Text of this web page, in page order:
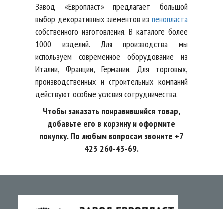
Завод «Европласт» предлагает большой
выбор декоративных элементов из пенопласта
собственного изготовления. В каталоге более
1000 изделий. Для производства мы
используем современное оборудование из
Италии, Франции, Германии. Для торговых,
производственных и строительных компаний
действуют особые условия сотрудничества.
Чтобы заказать понравившийся товар,
добавьте его в корзину и оформите
покупку. По любым вопросам звоните +7
423 260-43-69.